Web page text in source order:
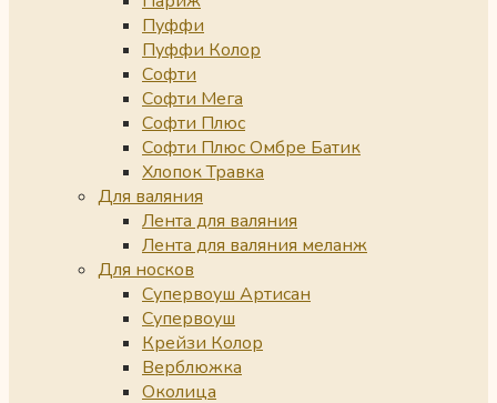
Пуффи
Пуффи Колор
Софти
Софти Мега
Софти Плюс
Софти Плюс Омбре Батик
Хлопок Травка
Для валяния
Лента для валяния
Лента для валяния меланж
Для носков
Супервоуш Артисан
Супервоуш
Крейзи Колор
Верблюжка
Околица